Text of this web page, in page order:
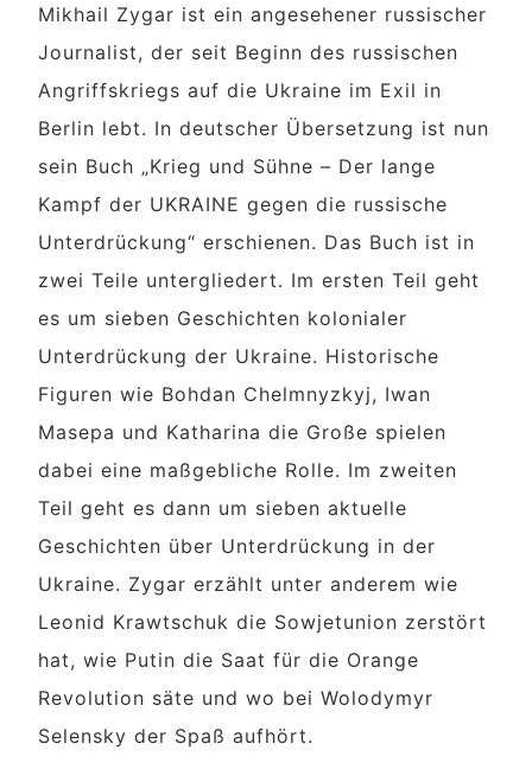
Mikhail Zygar ist ein angesehener russischer
Journalist, der seit Beginn des russischen
Angriffskriegs auf die Ukraine im Exil in
Berlin lebt. In deutscher Übersetzung ist nun
sein Buch „Krieg und Sühne – Der lange
Kampf der UKRAINE gegen die russische
Unterdrückung“ erschienen. Das Buch ist in
zwei Teile untergliedert. Im ersten Teil geht
es um sieben Geschichten kolonialer
Unterdrückung der Ukraine. Historische
Figuren wie Bohdan Chelmnyzkyj, Iwan
Masepa und Katharina die Große spielen
dabei eine maßgebliche Rolle. Im zweiten
Teil geht es dann um sieben aktuelle
Geschichten über Unterdrückung in der
Ukraine. Zygar erzählt unter anderem wie
Leonid Krawtschuk die Sowjetunion zerstört
hat, wie Putin die Saat für die Orange
Revolution säte und wo bei Wolodymyr
Selensky der Spaß aufhört.